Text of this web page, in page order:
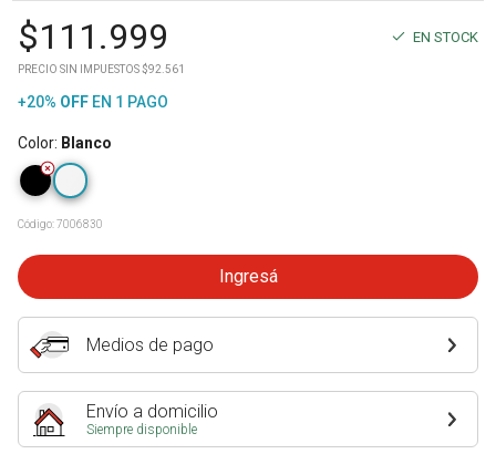
$111.999 EN STOCK
PRECIO SIN IMPUESTOS $92.561
+20% OFF EN 1 PAGO
Color: Blanco
Código:7006830
Ingresá
Medios de pago
Envío a domicilio
Siempre disponible